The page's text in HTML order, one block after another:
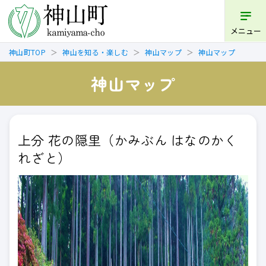
メニュー
神山町TOP 神山を知る・楽しむ 神山マップ 神山マップ
神山マップ
上分 花の隠里（かみぶん はなのかく
れざと）